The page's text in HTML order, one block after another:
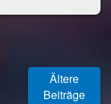
Ältere
Beiträge